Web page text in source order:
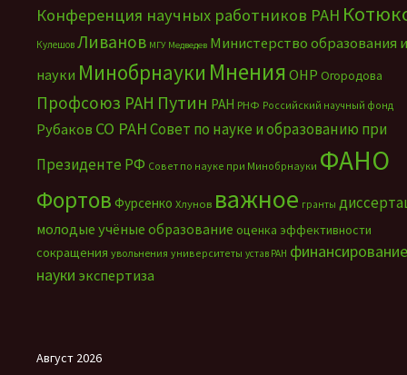
Конференция научных работников РАН
Кулешов Ливанов МГУ Медведев Министерство образования и
науки Минобрнауки Мнения ОНР Огородова
Профсоюз РАН Путин РАН РНФ Российский научный фонд
Рубаков СО РАНСовет по науке и образованию при
Президенте РФ Совет по науке при Минобрнауки ФАНО
Фортов Фурсенко Хлунов важное гранты
молодые учёные образование оценка эффективности
сокращения увольнения университеты устав РАН финансирование
науки экспертиза
Август 2026